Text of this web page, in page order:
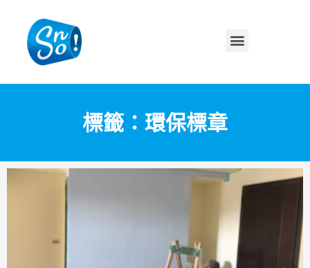
標籤：環保標章